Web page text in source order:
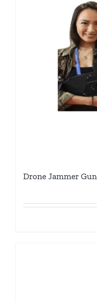
Drone Jammer Gun